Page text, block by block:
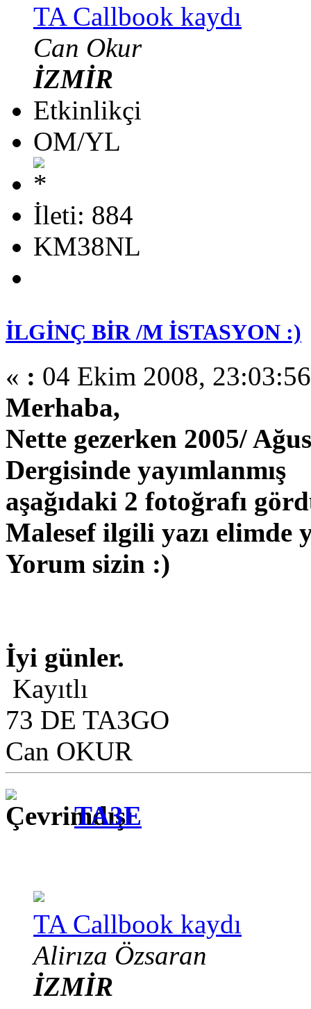
TA Callbook kaydı
Can Okur
İZMİR
Etkinlikçi
OM/YL
İleti: 884
KM38NL
İLGİNÇ BİR /M İSTASYON :)
« : 04 Ekim 2008,
Merhaba,
Nette gezerken 2005/
Dergisinde yayımlanmış
aşağıdaki 2 fotoğrafı
Malesef ilgili yazı elimde
Yorum sizin :)
İyi günler.
Kayıtlı
73 DE TA3GO
Can OKUR
TA3E
TA Callbook kaydı
Alirıza Özsaran
İZMİR